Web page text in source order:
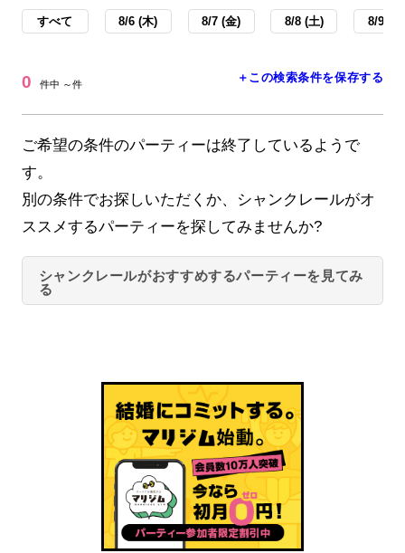
すべて 8/6 (木) 8/7 (金) 8/8 (土) 8/9 (日
0 件中 ～件 ＋この検索条件を保存する
ご希望の条件のパーティーは終了しているようで
す。
別の条件でお探しいただくか、シャンクレールがオ
ススメするパーティーを探してみませんか?
シャンクレールがおすすめするパーティーを見てみ
る